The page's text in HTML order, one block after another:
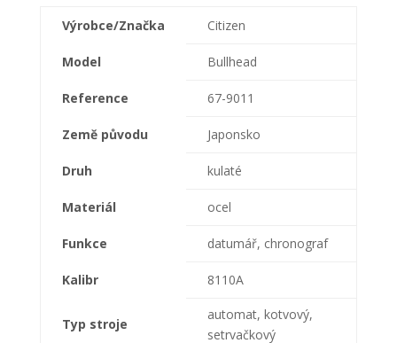
Výrobce/Značka Citizen
Model Bullhead
Reference 67-9011
Země původu Japonsko
Druh kulaté
Materiál ocel
Funkce datumář, chronograf
Kalibr 8110A
Typ stroje
automat, kotvový,
setrvačkový